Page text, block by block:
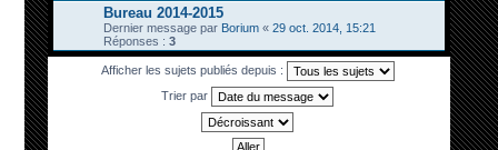
Bureau 2014-2015
Dernier message par Borium« 29 oct. 2014, 15:21
Réponses : 3
Afficher les sujets publiés depuis :
Trier par